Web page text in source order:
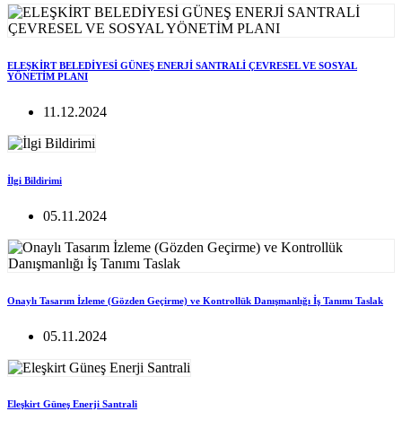
ELEŞKİRT BELEDİYESİ GÜNEŞ ENERJİ SANTRALİ ÇEVRESEL VE SOSYAL
YÖNETİM PLANI
11.12.2024
İlgi Bildirimi
05.11.2024
Onaylı Tasarım İzleme (Gözden Geçirme) ve Kontrollük Danışmanlığı İş Tanımı Taslak
05.11.2024
Eleşkirt Güneş Enerji Santrali